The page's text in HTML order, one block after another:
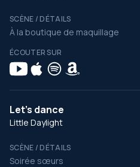
SCÈNE / DÉTAILS
À la boutique de maquillage
ÉCOUTER SUR
Let's dance
Little Daylight
SCÈNE / DÉTAILS
Soirée sœurs